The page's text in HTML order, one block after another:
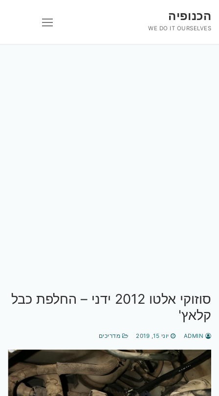
לתוכןהכנופיה
WE DO IT OURSELVES
סוזוקי אלטו 2012 ידני – החלפת כבל
קלאץ'
יוני 15, 2019 מדריכים